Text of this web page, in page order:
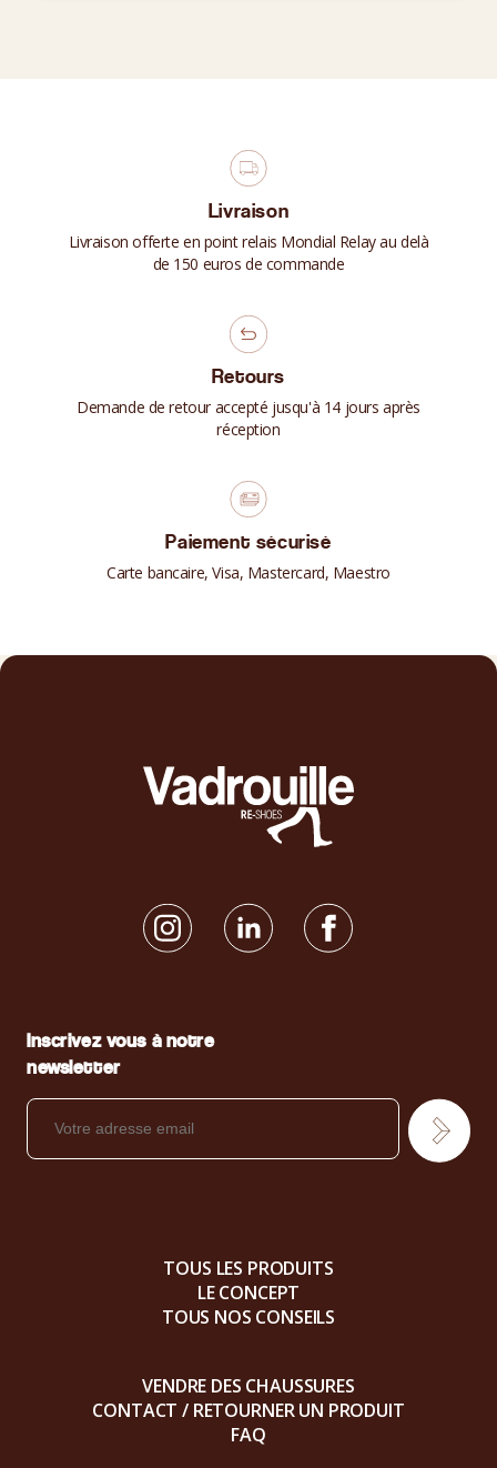
Livraison
Livraison offerte en point relais Mondial Relay au delà
de 150 euros de commande
Retours
Demande de retour accepté jusqu'à 14 jours après
réception
Paiement sécurisé
Carte bancaire, Visa, Mastercard, Maestro
Inscrivez vous à notre
newsletter
TOUS LES PRODUITS
LE CONCEPT
TOUS NOS CONSEILS
VENDRE DES CHAUSSURES
CONTACT / RETOURNER UN PRODUIT
FAQ